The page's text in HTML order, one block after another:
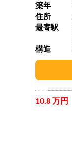
築年
住所
最寄駅
構造
10.8 万円